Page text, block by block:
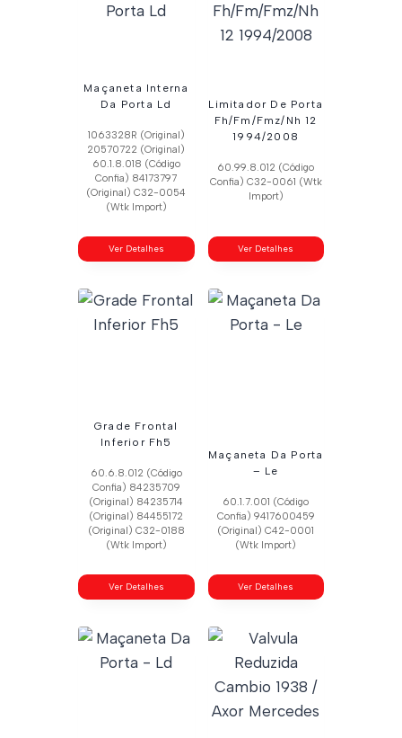
Maçaneta Interna
Da Porta Ld
1063328R (Original)
20570722 (Original)
60.1.8.018 (Código
Confia) 84173797
(Original) C32-0054
(Wtk Import)
Ver Detalhes
Limitador De Porta
Fh/Fm/Fmz/Nh 12
1994/2008
60.99.8.012 (Código
Confia) C32-0061 (Wtk
Import)
Ver Detalhes
Grade Frontal
Inferior Fh5
60.6.8.012 (Código
Confia) 84235709
(Original) 84235714
(Original) 84455172
(Original) C32-0188
(Wtk Import)
Ver Detalhes
Maçaneta Da Porta
– Le
60.1.7.001 (Código
Confia) 9417600459
(Original) C42-0001
(Wtk Import)
Ver Detalhes